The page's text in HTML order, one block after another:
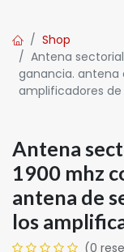
Shop
Antena
ganancia. antena
amplificadores de
Antena
1900 mhz
antena de
los
(0